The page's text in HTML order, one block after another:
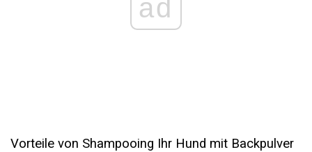
ad
Vorteile von Shampooing Ihr Hund mit Backpulver